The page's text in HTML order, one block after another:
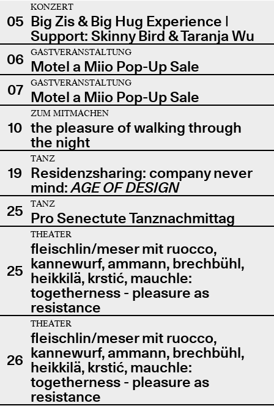
05
KONZERT
Big Zis & Big Hug Experience |
Support: Skinny Bird & Taranja Wu
06
GASTVERANSTALTUNG
Motel a Miio Pop-Up Sale
07
GASTVERANSTALTUNG
Motel a Miio Pop-Up Sale
10
ZUM MITMACHEN
the pleasure of walking through
the night
19
TANZ
Residenzsharing: company never
mind:AGE OF DESIGN
25
TANZ
Pro Senectute Tanznachmittag
25
THEATER
fleischlin/meser mit ruocco,
kannewurf, ammann, brechbühl,
heikkilä, krstić, mauchle:
togetherness - pleasure as
resistance
26
THEATER
fleischlin/meser mit ruocco,
kannewurf, ammann, brechbühl,
heikkilä, krstić, mauchle:
togetherness - pleasure as
resistance